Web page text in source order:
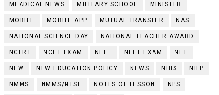
MEADICAL NEWS MILITARY SCHOOL MINISTER
MOBILE MOBILE APP MUTUAL TRANSFER NAS
NATIONAL SCIENCE DAY NATIONAL TEACHER AWARD
NCERT NCET EXAM NEET NEET EXAM NET
NEW NEW EDUCATION POLICY NEWS NHIS NILP
NMMS NMMS/NTSE NOTES OF LESSON NPS